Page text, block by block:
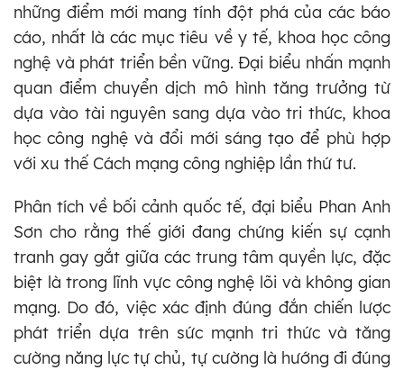
những điểm mới mang tính đột phá của các báo
cáo, nhất là các mục tiêu về y tế, khoa học công
nghệ và phát triển bền vững. Đại biểu nhấn mạnh
quan điểm chuyển dịch mô hình tăng trưởng từ
dựa vào tài nguyên sang dựa vào tri thức, khoa
học công nghệ và đổi mới sáng tạo để phù hợp
với xu thế Cách mạng công nghiệp lần thứ tư.
Phân tích về bối cảnh quốc tế, đại biểu Phan Anh
Sơn cho rằng thế giới đang chứng kiến sự cạnh
tranh gay gắt giữa các trung tâm quyền lực, đặc
biệt là trong lĩnh vực công nghệ lõi và không gian
mạng. Do đó, việc xác định đúng đắn chiến lược
phát triển dựa trên sức mạnh tri thức và tăng
cường năng lực tự chủ, tự cường là hướng đi đúng